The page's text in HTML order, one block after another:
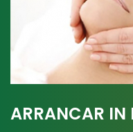
ARRANCAR IN